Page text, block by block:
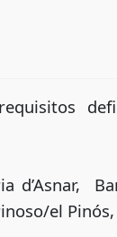
d’Asnar,
el